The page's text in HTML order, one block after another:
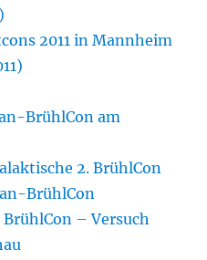
2011 in Mannheim
BrühlCon am
2. BrühlCon
BrühlCon
BrühlCon – Versuch